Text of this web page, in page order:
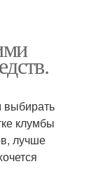
выбирать
клумбы
лучше